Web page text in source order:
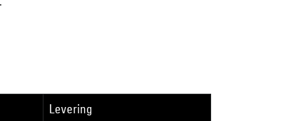
Levering